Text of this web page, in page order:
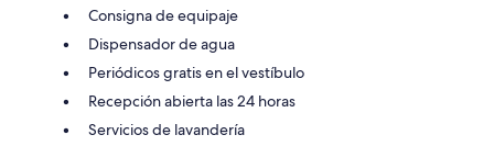
Consigna de equipaje
Dispensador de agua
Periódicos gratis en el vestíbulo
Recepción abierta las 24 horas
Servicios de lavandería